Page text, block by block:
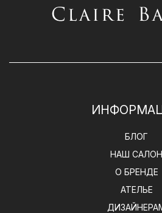
БЛОГ
НАШ САЛОН
О БРЕНДЕ
АТЕЛЬЕ